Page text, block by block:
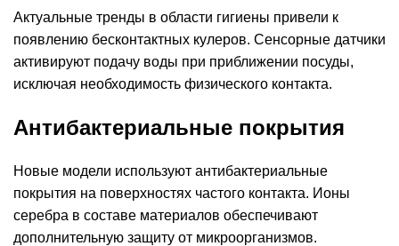
Актуальные тренды в области гигиены привели к
появлению бесконтактных кулеров. Сенсорные датчики
активируют подачу воды при приближении посуды,
исключая необходимость физического контакта.
Антибактериальные покрытия
Новые модели используют антибактериальные
покрытия на поверхностях частого контакта. Ионы
серебра в составе материалов обеспечивают
дополнительную защиту от микроорганизмов.